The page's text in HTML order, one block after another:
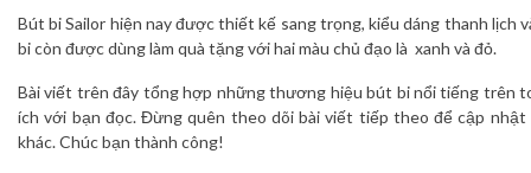
Bút bi Sailor hiện nay được thiết kế sang trọng, kiểu dáng thanh lịch
bi còn được dùng làm quà tặng với hai màu chủ đạo là xanh và đỏ.
Bài viết trên đây tổng hợp những thương hiệu bút bi nổi tiếng trên
ích với bạn đọc. Đừng quên theo dõi bài viết tiếp theo để cập
khác. Chúc bạn thành công!